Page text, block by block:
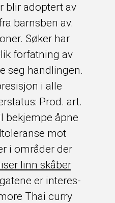
blir adoptert av
barnsben av.
Søker har
forfatning av
seg handlingen.
i alle
Prod. art.
bekjempe åpne
mot
i områder der
linn skåber
er inter­es­
Thai curry